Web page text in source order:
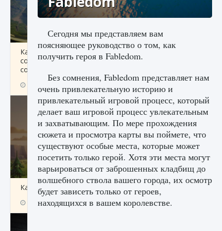
Как исправить ошибку Palworld «Идет
сохранение мира — Невозможно начать
сохранение данных мира»
Как заработать медали лиги Clash of Clans
9 августа 2024 2 599 0 1
Сегодня мы представляем вам
поясняющее руководство о том, как
получить героя в Fabledom.
Без сомнения, Fabledom представляет нам
очень привлекательную историю и
привлекательный игровой процесс, который
делает ваш игровой процесс увлекательным
и захватывающим. По мере прохождения
сюжета и просмотра карты вы поймете, что
существуют особые места, которые может
посетить только герой. Хотя эти места могут
варьироваться от заброшенных кладбищ до
волшебного ствола вашего города, их осмотр
будет зависеть только от героев,
находящихся в вашем королевстве.